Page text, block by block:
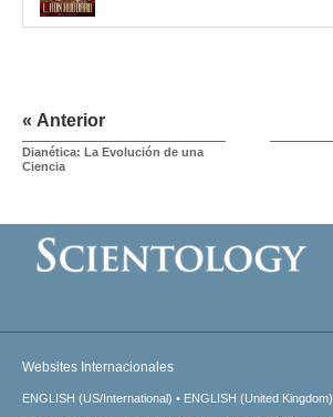
« Anterior
Dianética: La Evolución de una
Ciencia
Websites Internacionales
ENGLISH (US/International) ENGLISH (United Kingdom)